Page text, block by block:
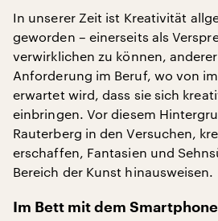
In unserer Zeit ist Kreativität
geworden – einerseits als
verwirklichen zu können,
Anforderung im Beruf, wo von
erwartet wird, dass sie sich
einbringen. Vor diesem
Rauterberg in den Versuchen,
erschaffen, Fantasien und
Bereich der Kunst hinausweisen.
Im Bett mit dem Smartphone